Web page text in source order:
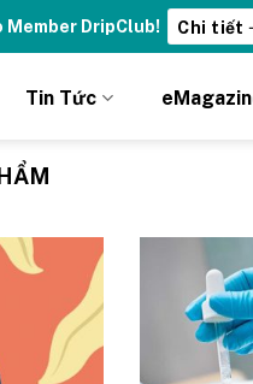
Xem ngay ➝
Tin Tức